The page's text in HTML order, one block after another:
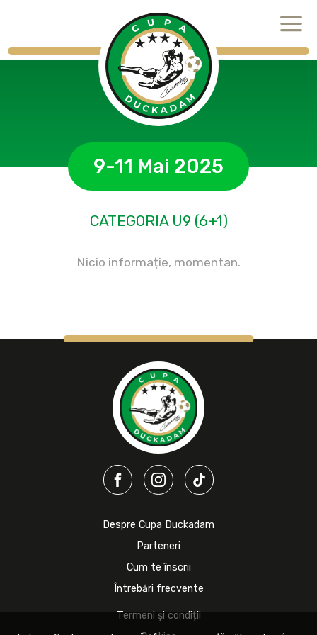
9-11 Mai 2025
CATEGORIA U9 (6+1)
Nicio informație, momentan.
Despre Cupa Duckadam
Parteneri
Cum te înscrii
Întrebări frecvente
Termeni și condiții